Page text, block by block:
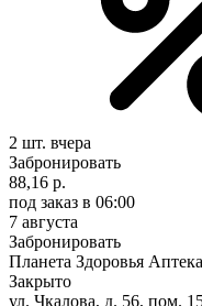
2 шт. вчера
Забронировать
88,16 р.
под заказ в 06:00
7 августа
Забронировать
Планета Здоровья
Закрыто
ул. Чкалова, д. 56, пом.